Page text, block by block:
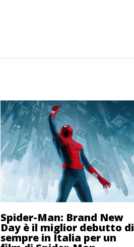
Spider-Man: Brand New
Day è il miglior debutto di
sempre in Italia per un